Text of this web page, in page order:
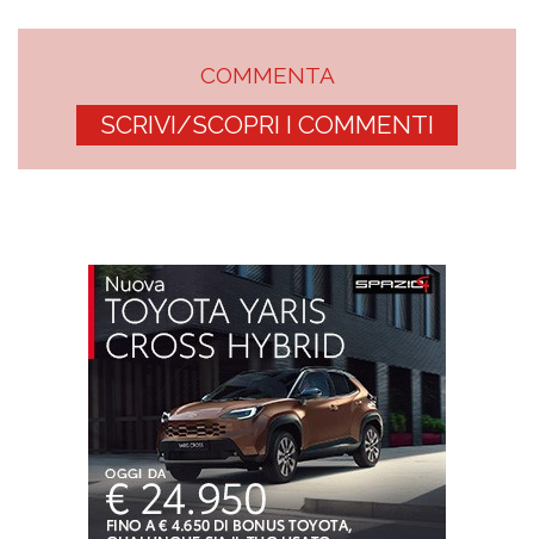
COMMENTA
SCRIVI/SCOPRI I COMMENTI